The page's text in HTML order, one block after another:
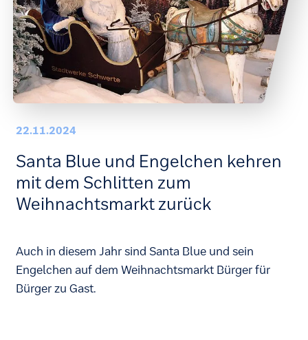
22.11.2024
Santa Blue und Engelchen kehren
mit dem Schlitten zum
Weihnachtsmarkt zurück
Auch in diesem Jahr sind Santa Blue und sein
Engelchen auf dem Weihnachtsmarkt Bürger für
Bürger zu Gast.